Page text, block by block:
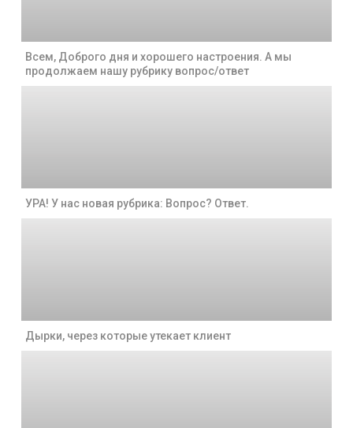
Всем, Доброго дня и хорошего настроения. А мы
продолжаем нашу рубрику вопрос/ответ
УРА! У нас новая рубрика: Вопрос? Ответ.
Дырки, через которые утекает клиент